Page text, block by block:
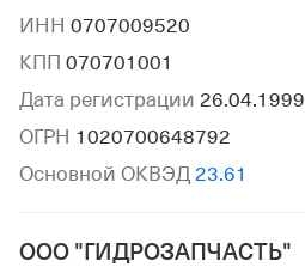
ИНН 0707009520
КПП 070701001
Дата регистрации 26.04.1999
ОГРН 1020700648792
Основной ОКВЭД 23.61
ООО "ГИДРОЗАПЧАСТЬ"